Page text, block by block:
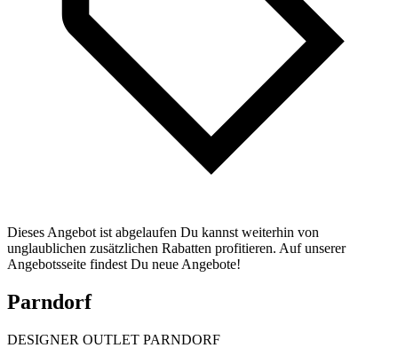
Dieses Angebot ist abgelaufen Du kannst weiterhin von
unglaublichen zusätzlichen Rabatten profitieren. Auf unserer
Angebotsseite findest Du neue Angebote!
Parndorf
DESIGNER OUTLET PARNDORF